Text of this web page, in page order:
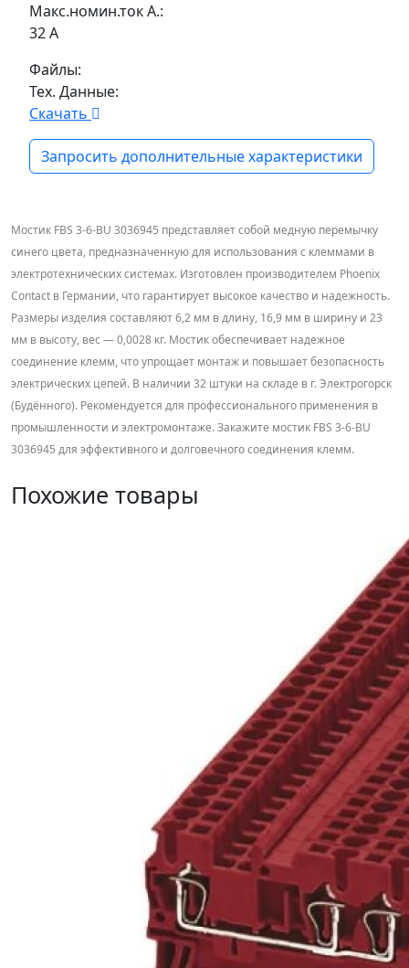
Макс.номин.ток А.:
32 А
Файлы:
Тех. Данные:
Скачать
Запросить дополнительные характеристики
Мостик FBS 3-6-BU 3036945 представляет собой медную перемычку
синего цвета, предназначенную для использования с клеммами в
электротехнических системах. Изготовлен производителем Phoenix
Contact в Германии, что гарантирует высокое качество и надежность.
Размеры изделия составляют 6,2 мм в длину, 16,9 мм в ширину и 23
мм в высоту, вес — 0,0028 кг. Мостик обеспечивает надежное
соединение клемм, что упрощает монтаж и повышает безопасность
электрических цепей. В наличии 32 штуки на складе в г. Электрогорск
(Будённого). Рекомендуется для профессионального применения в
промышленности и электромонтаже. Закажите мостик FBS 3-6-BU
3036945 для эффективного и долговечного соединения клемм.
Похожие товары